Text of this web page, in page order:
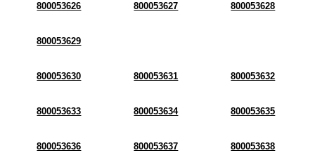
800053626 800053627 800053628
800053629
800053630 800053631 800053632
800053633 800053634 800053635
800053636 800053637 800053638